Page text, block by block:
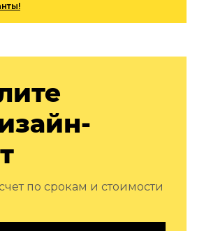
по срокам и стоимости